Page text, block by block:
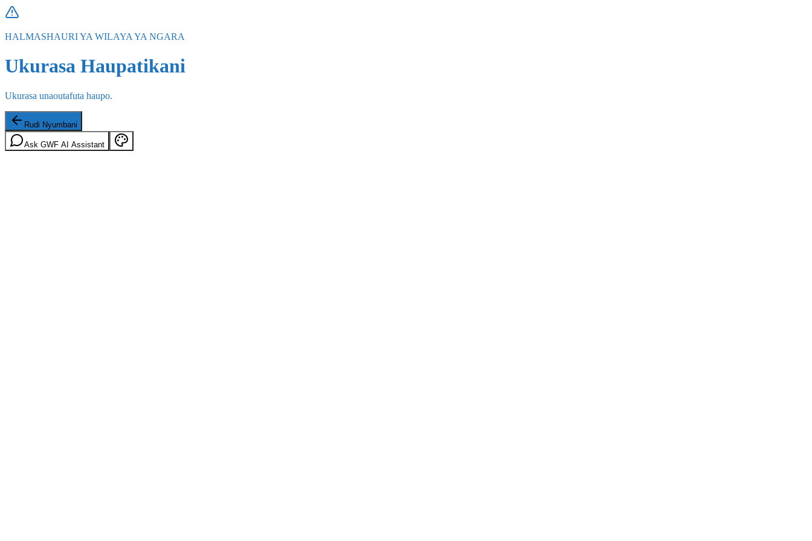
HALMASHAURI YA WILAYA YA NGARA
Ukurasa Haupatikani
Ukurasa unaoutafuta haupo.
Rudi Nyumbani
Ask GWF AI Assistant